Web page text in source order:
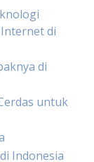
di
di
untuk
Indonesia